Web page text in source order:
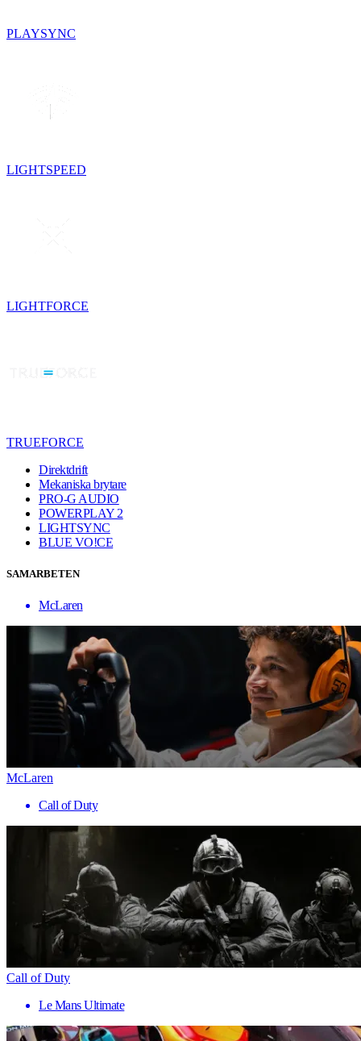
PLAYSYNC
LIGHTSPEED
LIGHTFORCE
TRUEFORCE
Direktdrift
Mekaniska brytare
PRO-G AUDIO
POWERPLAY 2
LIGHTSYNC
BLUE VO!CE
SAMARBETEN
McLaren
McLaren
Call of Duty
Call of Duty
Le Mans Ultimate